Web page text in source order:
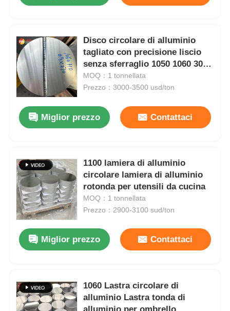
Prodotti
Chi Siamo
Visita alla fabbrica
Contattaci
Notizie
Casi
Rotolo di foglio di alluminio
Disco circolare di alluminio
tagliato con precisione liscio
senza sferraglio 1050 1060 3003
per applicazioni di lavorazione
industriale multiple
MOQ：1 tonnellata
Prezzo：3000-3500 usd/ton
Miglior prezzo Contattaci
1100 lamiera di alluminio
circolare lamiera di alluminio
rotonda per utensili da cucina
MOQ：1 tonnellata
Prezzo：2900-3100 sud/ton
Miglior prezzo Contattaci
1060 Lastra circolare di
alluminio Lastra tonda di
alluminio per ombrello